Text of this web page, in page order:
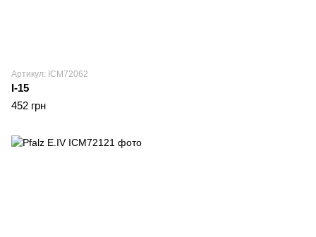
Артикул: ICM72062
I-15
452 грн